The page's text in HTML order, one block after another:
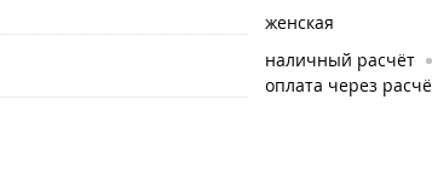
женская
наличный расчёт
оплата через